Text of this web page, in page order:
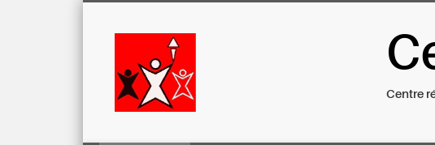
Centre Régional
Centre